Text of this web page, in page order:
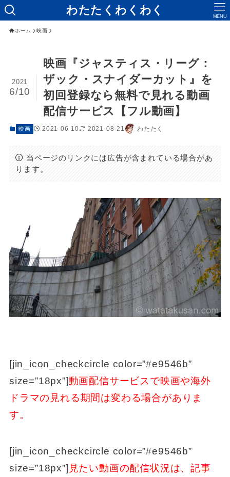
わたたくわくわく MENU
ホーム 映画
映画『ジャスティス・リーグ：
ザック・スナイダーカット』を
初回登録なら無料で見れる動画
配信サービス【フル動画】
2021
6/10
映画 2021-06-10 2021-08-21 わたたく
当ページのリンクには広告が含まれている場合があ
ります。
[jin_icon_checkcircle color=”#e9546b”
size=”18px”]動画配信サービスで映画や海外
ドラマの見れる期間は変わる場合がありま
す。
[jin_icon_checkcircle color=”#e9546b”
size=”18px”] 見たい動画の配信状況は、記事